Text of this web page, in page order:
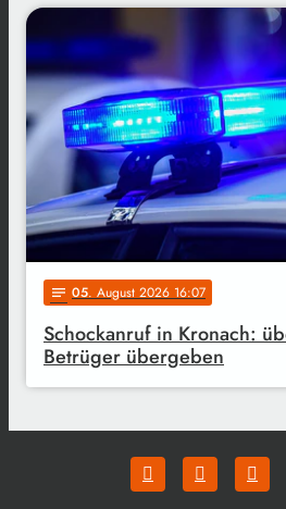
notes 05. August 2026 16:07
Schockanruf in Kronach:
Betrüger übergeben